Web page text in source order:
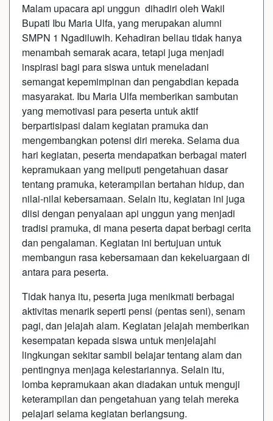
Malam upacara api unggun dihadiri oleh Wakil
Bupati Ibu Maria Ulfa, yang merupakan alumni
SMPN 1 Ngadiluwih. Kehadiran beliau tidak hanya
menambah semarak acara, tetapi juga menjadi
inspirasi bagi para siswa untuk meneladani
semangat kepemimpinan dan pengabdian kepada
masyarakat. Ibu Maria Ulfa memberikan sambutan
yang memotivasi para peserta untuk aktif
berpartisipasi dalam kegiatan pramuka dan
mengembangkan potensi diri mereka. Selama dua
hari kegiatan, peserta mendapatkan berbagai materi
kepramukaan yang meliputi pengetahuan dasar
tentang pramuka, keterampilan bertahan hidup, dan
nilai-nilai kebersamaan. Selain itu, kegiatan ini juga
diisi dengan penyalaan api unggun yang menjadi
tradisi pramuka, di mana peserta dapat berbagi cerita
dan pengalaman. Kegiatan ini bertujuan untuk
membangun rasa kebersamaan dan kekeluargaan di
antara para peserta.
Tidak hanya itu, peserta juga menikmati berbagai
aktivitas menarik seperti pensi (pentas seni), senam
pagi, dan jelajah alam. Kegiatan jelajah memberikan
kesempatan kepada siswa untuk menjelajahi
lingkungan sekitar sambil belajar tentang alam dan
pentingnya menjaga kelestariannya. Selain itu,
lomba kepramukaan akan diadakan untuk menguji
keterampilan dan pengetahuan yang telah mereka
pelajari selama kegiatan berlangsung.